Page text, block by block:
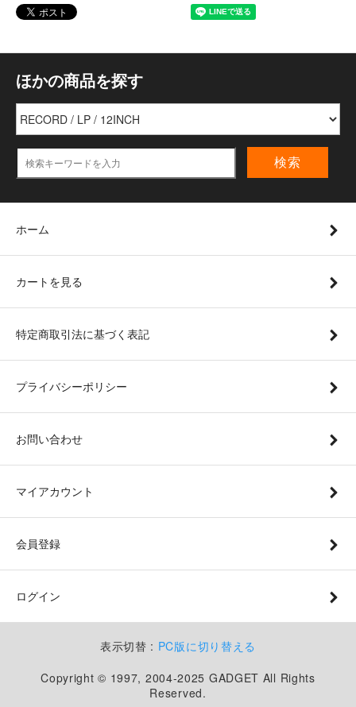
ほかの商品を探す
検索
ホーム
カートを見る
特定商取引法に基づく表記
プライバシーポリシー
お問い合わせ
マイアカウント
会員登録
ログイン
表示切替 : PC版に切り替える
Copyright © 1997, 2004-2025 GADGET All Rights
Reserved.